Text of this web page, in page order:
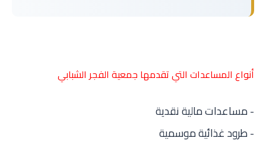
أنواع المساعدات التي تقدمها جمعية الفجر الشبابي
- مساعدات مالية نقدية
- طرود غذائية موسمية